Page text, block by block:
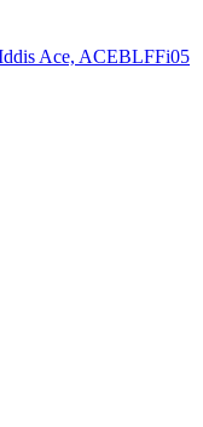
Ace, ACEBLFFi05